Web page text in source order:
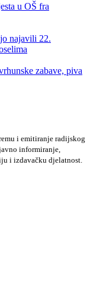
u OŠ fra
najavili 22.
zabave, piva
i emitiranje radijskog
informiranje,
i izdavačku djelatnost.